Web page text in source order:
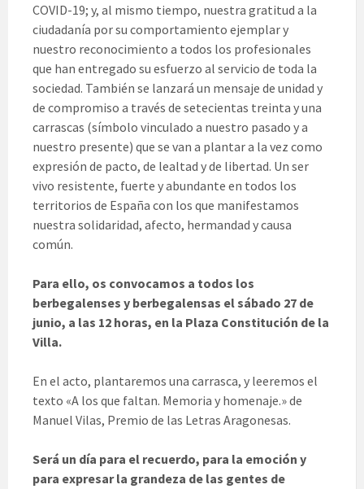
COVID-19; y, al mismo tiempo, nuestra gratitud a la
ciudadanía por su comportamiento ejemplar y
nuestro reconocimiento a todos los profesionales
que han entregado su esfuerzo al servicio de toda la
sociedad. También se lanzará un mensaje de unidad y
de compromiso a través de setecientas treinta y una
carrascas (símbolo vinculado a nuestro pasado y a
nuestro presente) que se van a plantar a la vez como
expresión de pacto, de lealtad y de libertad. Un ser
vivo resistente, fuerte y abundante en todos los
territorios de España con los que manifestamos
nuestra solidaridad, afecto, hermandad y causa
común.
Para ello, os convocamos a todos los
berbegalenses y berbegalensas el sábado 27 de
junio, a las 12 horas, en la Plaza Constitución de la
Villa.
En el acto, plantaremos una carrasca, y leeremos el
texto «A los que faltan. Memoria y homenaje.» de
Manuel Vilas, Premio de las Letras Aragonesas.
Será un día para el recuerdo, para la emoción y
para expresar la grandeza de las gentes de